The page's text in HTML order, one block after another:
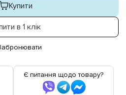
Купити
в 1 клік
Є питання щодо товару?